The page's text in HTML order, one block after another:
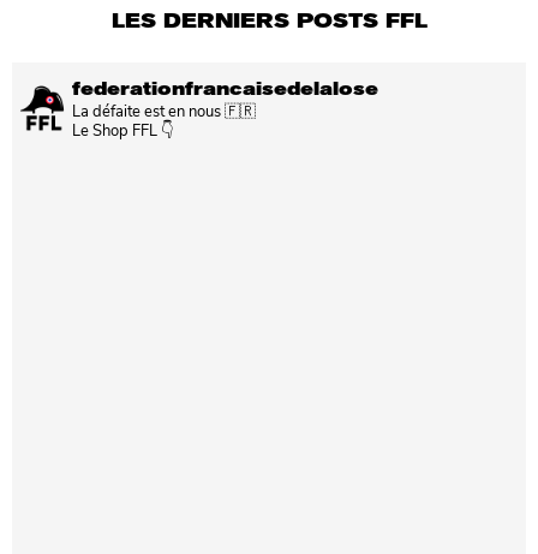
LES DERNIERS POSTS FFL
federationfrancaisedelalose
La défaite est en nous 🇫🇷
Le Shop FFL 👇